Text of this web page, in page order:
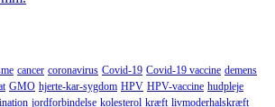
cancer coronavirus Covid-19 Covid-19 vaccine demens
GMO hjerte-kar-sygdom HPV HPV-vaccine hudpleje
jordforbindelse kolesterol kræft livmoderhalskræft